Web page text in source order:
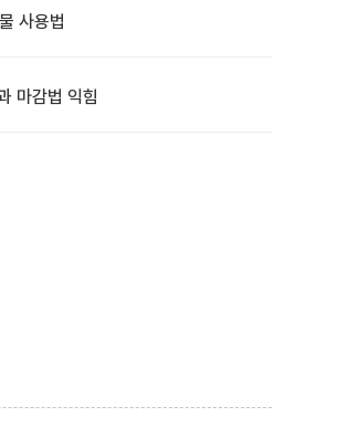
사용법
마감법 익힘